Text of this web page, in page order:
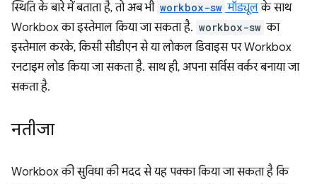
स्थिति के बारे में बताता है, तो अब भी workbox-sw मॉड्यूलके साथ
Workbox का इस्तेमाल किया जा सकता है. workbox-sw का
इस्तेमाल करके, किसी सीडीएन से या लोकल डिवाइस पर Workbox
रनटाइम लोड किया जा सकता है. साथ ही, अपना सर्विस वर्कर बनाया जा
सकता है.
नतीजा
Workbox की सुविधा की मदद से यह पक्का किया जा सकता है कि